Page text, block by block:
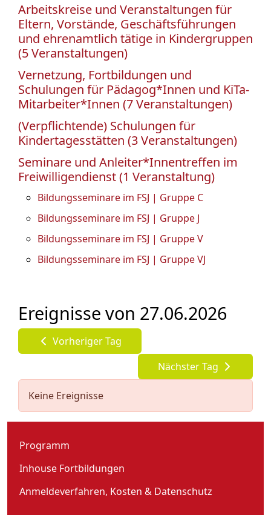
Arbeitskreise und Veranstaltungen für
Eltern, Vorstände, Geschäftsführungen
und ehrenamtlich tätige in Kindergruppen
(5 Veranstaltungen)
Vernetzung, Fortbildungen und
Schulungen für Pädagog*Innen und KiTa-
Mitarbeiter*Innen (7 Veranstaltungen)
(Verpflichtende) Schulungen für
Kindertagesstätten (3 Veranstaltungen)
Seminare und Anleiter*Innentreffen im
Freiwilligendienst (1 Veranstaltung)
Bildungsseminare im FSJ | Gruppe C
Bildungsseminare im FSJ | Gruppe J
Bildungsseminare im FSJ | Gruppe V
Bildungsseminare im FSJ | Gruppe VJ
Ereignisse von 27.06.2026
Vorheriger Tag
Nächster Tag
Keine Ereignisse
Programm
Inhouse Fortbildungen
Anmeldeverfahren, Kosten & Datenschutz